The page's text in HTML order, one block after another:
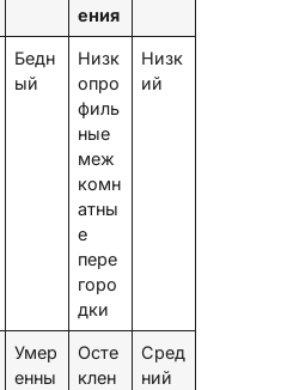
ения
Бедн
ый
Низк
опро
филь
ные
меж
комн
атны
е
пере
горо
дки
Низк
ий
Умер
енны
Осте
клен
Сред
ний